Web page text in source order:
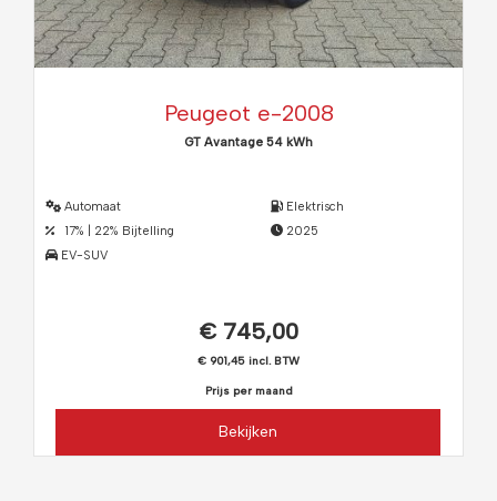
Peugeot e-2008
GT Avantage 54 kWh
Automaat
17% | 22% Bijtelling
EV-SUV
Elektrisch
2025
€ 745,00
€ 901,45 incl. BTW
Prijs per maand
Bekijken